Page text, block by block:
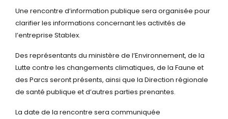
Une rencontre d’information publique sera organisée pour
clarifier les informations concernant les activités de
l’entreprise Stablex.
Des représentants du ministère de l’Environnement, de la
Lutte contre les changements climatiques, de la Faune et
des Parcs seront présents, ainsi que la Direction régionale
de santé publique et d’autres parties prenantes.
La date de la rencontre sera communiquée